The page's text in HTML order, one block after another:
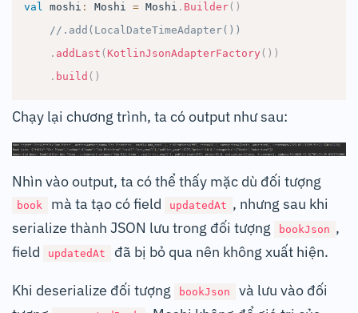
val moshi : Moshi = Moshi . Builder( )
//.add(LocalDateTimeAdapter())
. addLast ( KotlinJsonAdapterFactory ( ) )
. build ( )
Chạy lại chương trình, ta có output như sau:
Nhìn vào output, ta có thể thấy mặc dù đối tượng
book mà ta tạo có field updatedAt , nhưng sau khi
serialize thành JSON lưu trong đối tượng
bookJson ,
field
updatedAt đã bị bỏ qua nên không xuất hiện.
Khi deserialize đối tượng bookJson
và lưu vào đối